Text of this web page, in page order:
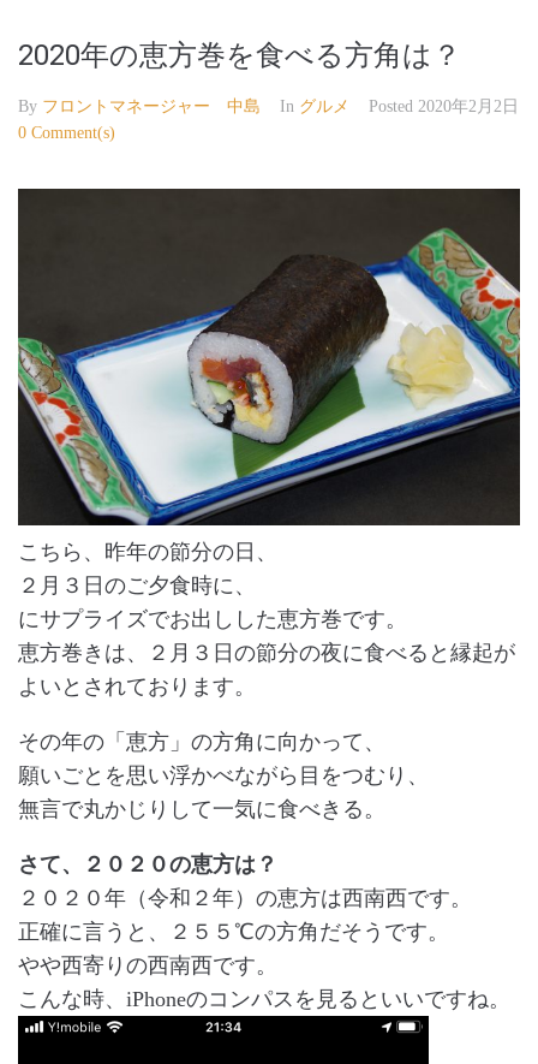
2020年の恵方巻を食べる方角は？
By フロントマネージャー 中島 In グルメ Posted 2020年2月2日
0 Comment(s)
こちら、昨年の節分の日、
２月３日のご夕食時に、
にサプライズでお出しした恵方巻です。
恵方巻きは、２月３日の節分の夜に食べると縁起が
よいとされております。
その年の「恵方」の方角に向かって、
願いごとを思い浮かべながら目をつむり、
無言で丸かじりして一気に食べきる。
さて、２０２０の恵方は？
２０２０年（令和２年）の恵方は西南西です。
正確に言うと、２５５℃の方角だそうです。
やや西寄りの西南西です。
こんな時、iPhoneのコンパスを見るといいですね。